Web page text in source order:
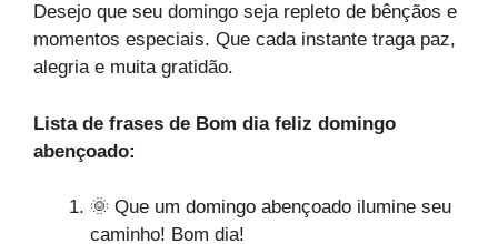
Desejo que seu domingo seja repleto de bênçãos e
momentos especiais. Que cada instante traga paz,
alegria e muita gratidão.
Lista de frases de Bom dia feliz domingo
abençoado:
🌞 Que um domingo abençoado ilumine seu
caminho! Bom dia!